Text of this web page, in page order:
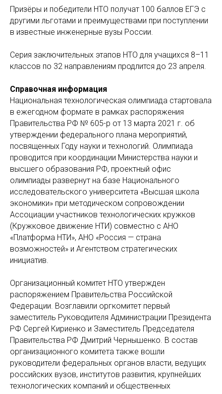
Призёры и победители НТО получат 100 баллов ЕГЭ с
другими льготами и преимуществами при поступлении
в известные инженерные вузы России.
Серия заключительных этапов НТО для учащихся 8–11
классов по 32 направлениям продлится до 23 апреля.
Справочная информация
Национальная технологическая олимпиада стартовала
в ежегодном формате в рамках распоряжения
Правительства РФ № 605-р от 13 марта 2021 г. об
утверждении федерального плана мероприятий,
посвященных Году науки и технологий. Олимпиада
проводится при координации Министерства науки и
высшего образования РФ, проектный офис
олимпиады развернут на базе Национального
исследовательского университета «Высшая школа
экономики» при методическом сопровождении
Ассоциации участников технологических кружков
(Кружковое движение НТИ) совместно с АНО
«Платформа НТИ», АНО «Россия — страна
возможностей» и Агентством стратегических
инициатив.
Организационный комитет НТО утвержден
распоряжением Правительства Российской
Федерации. Возглавили оргкомитет первый
заместитель Руководителя Администрации Президента
РФ Сергей Кириенко и Заместитель Председателя
Правительства РФ Дмитрий Чернышенко. В состав
организационного комитета также вошли
руководители федеральных органов власти, ведущих
российских вузов, институтов развития, крупнейших
технологических компаний и общественных